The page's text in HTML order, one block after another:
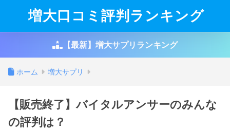
増大口コミ評判ランキング
【最新】増大サプリランキング
ホーム 増大サプリ
【販売終了】バイタルアンサーのみんな
の評判は？